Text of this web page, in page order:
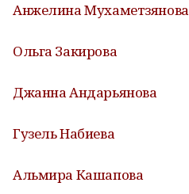
Анжелина Мухаметзянова
Ольга Закирова
Джанна Андарьянова
Гузель Набиева
Альмира Кашапова